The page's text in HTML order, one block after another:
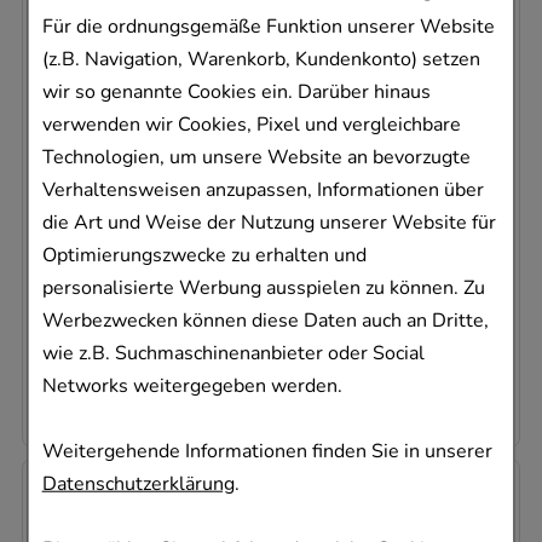
Für die ordnungsgemäße Funktion unserer Website
(z.B. Navigation, Warenkorb, Kundenkonto) setzen
wir so genannte Cookies ein. Darüber hinaus
verwenden wir Cookies, Pixel und vergleichbare
Technologien, um unsere Website an bevorzugte
Verhaltensweisen anzupassen, Informationen über
die Art und Weise der Nutzung unserer Website für
Optimierungszwecke zu erhalten und
personalisierte Werbung ausspielen zu können. Zu
Werbezwecken können diese Daten auch an Dritte,
wie z.B. Suchmaschinenanbieter oder Social
Networks weitergegeben werden.
Weitergehende Informationen finden Sie in unserer
Datenschutzerklärung.
LEVODOPA/Carbidopa/Entacapon beta
75/18,75/200
betapharm Arzneimittel GmbH
175St
Filmtabletten
10324548
Dieses Produkt ist zur Zeit nicht verfügbar
150,34 €¹
0,86 € pro 1 Stk